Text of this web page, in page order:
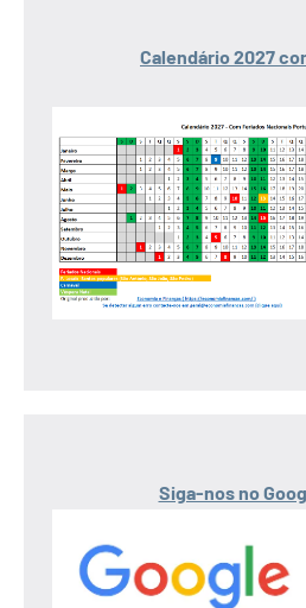
Calendário 2027
Siga-nos no